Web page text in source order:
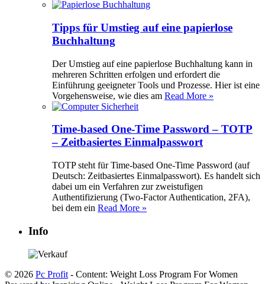
Tipps für Umstieg auf eine papierlose
Buchhaltung
Der Umstieg auf eine papierlose Buchhaltung kann in
mehreren Schritten erfolgen und erfordert die
Einführung geeigneter Tools und Prozesse. Hier ist eine
Vorgehensweise, wie dies am Read More »
Time-based One-Time Password – TOTP
– Zeitbasiertes Einmalpasswort
TOTP steht für Time-based One-Time Password (auf
Deutsch: Zeitbasiertes Einmalpasswort). Es handelt sich
dabei um ein Verfahren zur zweistufigen
Authentifizierung (Two-Factor Authentication, 2FA),
bei dem ein Read More »
Info
© 2026 Pc Profit - Content: Weight Loss Program For Women